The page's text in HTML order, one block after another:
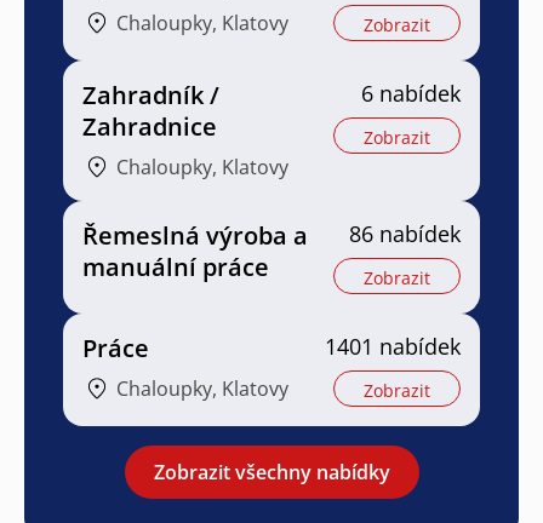
Chaloupky, Klatovy Zobrazit
Zahradník /
Zahradnice
Chaloupky, Klatovy
6 nabídek
Zobrazit
Řemeslná výroba a
manuální práce
86 nabídek
Zobrazit
Práce
Chaloupky, Klatovy
1401 nabídek
Zobrazit
Zobrazit všechny nabídky